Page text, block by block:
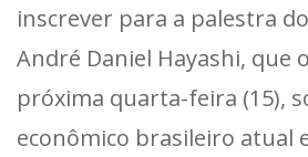
inscrever para a palestra
André Daniel Hayashi, que
próxima quarta-feira (15),
econômico brasileiro atual